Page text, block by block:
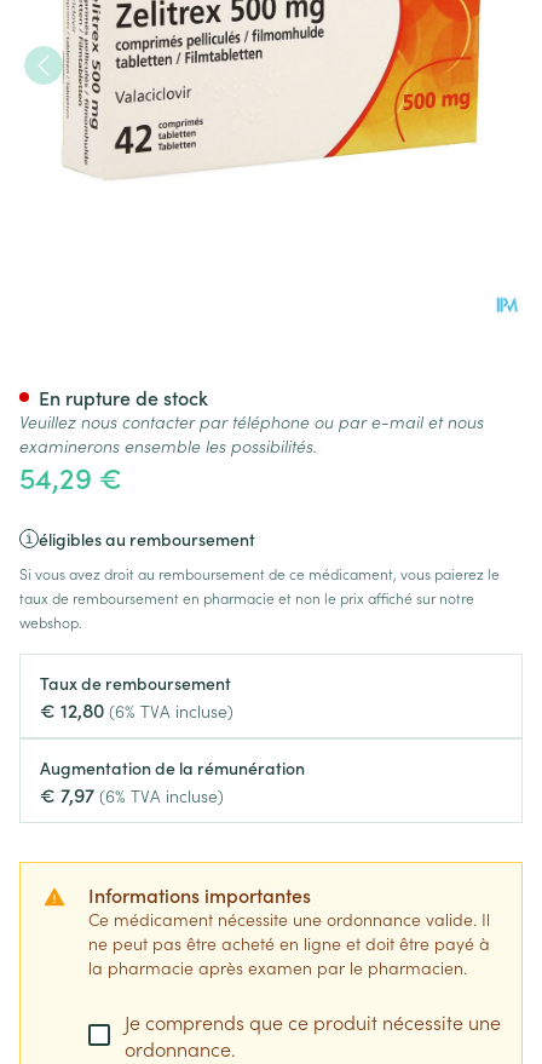
54,29 €
éligibles au remboursement
Si vous avez droit au remboursement de ce médicament, vous paierez le
taux de remboursement en pharmacie et non le prix affiché sur notre
webshop.
Taux de remboursement
€ 12,80 (6% TVA incluse)
Augmentation de la rémunération
€ 7,97 (6% TVA incluse)
Informations importantes
Ce médicament nécessite une ordonnance valide. Il
ne peut pas être acheté en ligne et doit être payé à
la pharmacie après examen par le pharmacien.
Je comprends que ce produit nécessite une
ordonnance.
En rupture de stock
Veuillez nous contacter par téléphone ou par e-mail et nous
examinerons ensemble les possibilités.